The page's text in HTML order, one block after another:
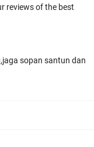
Pelaku
reviews of the best
sopan santun dan